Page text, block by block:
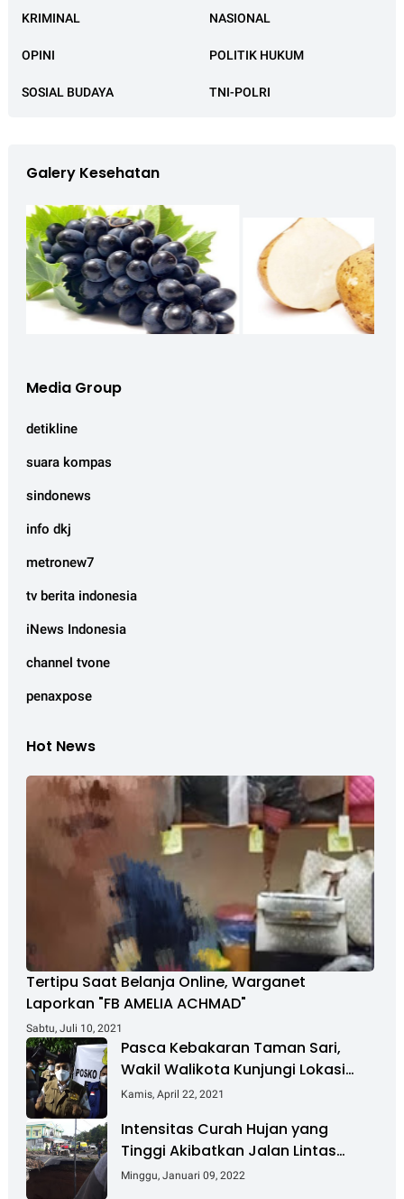
KRIMINAL NASIONAL
OPINI POLITIK HUKUM
SOSIAL BUDAYA TNI-POLRI
Galery Kesehatan
Media Group
detikline
suara kompas
sindonews
info dkj
metronew7
tv berita indonesia
iNews Indonesia
channel tvone
penaxpose
Hot News
Tertipu Saat Belanja Online, Warganet
Laporkan "FB AMELIA ACHMAD"
Sabtu, Juli 10, 2021
Pasca Kebakaran Taman Sari,
Wakil Walikota Kunjungi Lokasi
Kebakaran Dan Salurkan Bantuan
Kamis, April 22, 2021
Intensitas Curah Hujan yang
Tinggi Akibatkan Jalan Lintas
Sumatera Nyaris Putus
Minggu, Januari 09, 2022